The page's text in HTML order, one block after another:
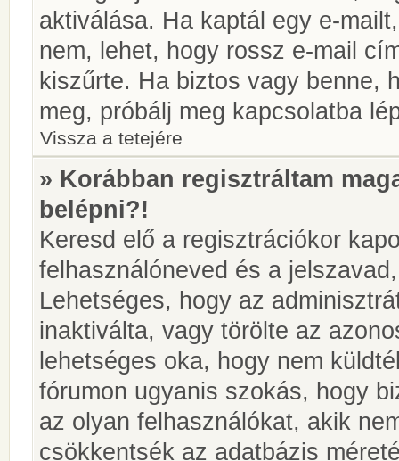
aktiválása. Ha kaptál egy e-
nem, lehet, hogy rossz e-mail
kiszűrte. Ha biztos vagy benne,
meg, próbálj meg kapcsolatba
Vissza a tetejére
» Korábban regisztráltam
belépni?!
Keresd elő a regisztrációkor
felhasználóneved és a
Lehetséges, hogy az
inaktiválta, vagy törölte az
lehetséges oka, hogy nem
fórumon ugyanis szokás, hogy
az olyan felhasználókat, akik
csökkentsék az adatbázis